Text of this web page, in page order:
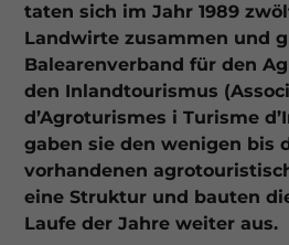
taten sich im Jahr 1989
Landwirte zusammen und
Balearenverband für den
den Inlandtourismus
d’Agroturismes i Turisme
gaben sie den wenigen bis
vorhandenen
eine Struktur und bauten
Laufe der Jahre weiter aus.